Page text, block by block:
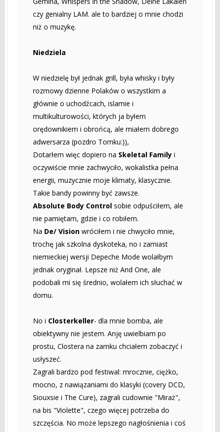
czy genialny LAM. ale to bardziej o mnie chodzi
niż o muzykę.
Niedziela
W niedzielę był jednak grill, była whisky i były
rozmowy dzienne Polaków o wszystkim a
głównie o uchodźcach, islamie i
multikulturowości, których ja byłem
orędownikiem i obrońcą, ale miałem dobrego
adwersarza (pozdro Tomku:)),
Dotarłem więc dopiero na Skeletal Family i
oczywiście mnie zachwyciło, wokalistka pełna
energii, muzycznie moje klimaty, klasycznie.
Takie bandy powinny być zawsze.
Absolute Body Control sobie odpuściłem, ale
nie pamiętam, gdzie i co robiłem.
Na De/ Vision wróciłem i nie chwyciło mnie,
trochę jak szkolna dyskoteka, no i zamiast
niemieckiej wersji Depeche Mode wolałbym
jednak oryginał. Lepsze niż And One, ale
podobali mi się średnio, wolałem ich słuchać w
domu.
No i Closterkeller- dla mnie bomba, ale
obiektywny nie jestem. Anję uwielbiam po
prostu, Clostera na zamku chciałem zobaczyć i
usłyszeć.
Zagrali bardzo pod festiwal: mrocznie, ciężko,
mocno, z nawiązaniami do klasyki (covery DCD,
Siouxsie i The Cure), zagrali cudownie "Miraż",
na bis "Violette", czego więcej potrzeba do
szczęścia. No może lepszego nagłośnienia i coś